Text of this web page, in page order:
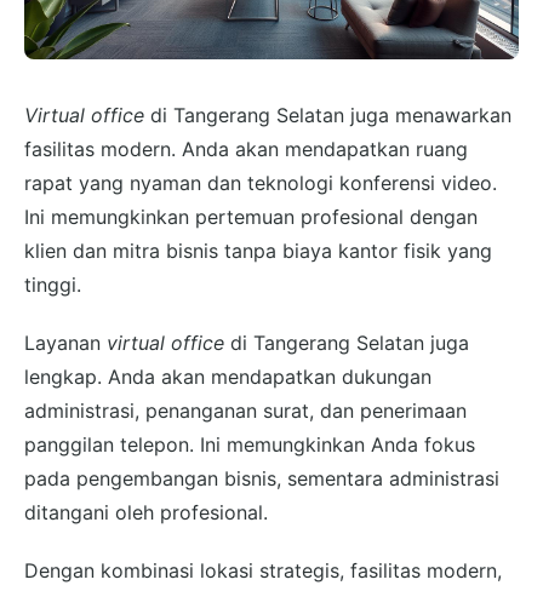
Virtual office di Tangerang Selatan juga menawarkan
fasilitas modern. Anda akan mendapatkan ruang
rapat yang nyaman dan teknologi konferensi video.
Ini memungkinkan pertemuan profesional dengan
klien dan mitra bisnis tanpa biaya kantor fisik yang
tinggi.
Layanan virtual office di Tangerang Selatan juga
lengkap. Anda akan mendapatkan dukungan
administrasi, penanganan surat, dan penerimaan
panggilan telepon. Ini memungkinkan Anda fokus
pada pengembangan bisnis, sementara administrasi
ditangani oleh profesional.
Dengan kombinasi lokasi strategis, fasilitas modern,